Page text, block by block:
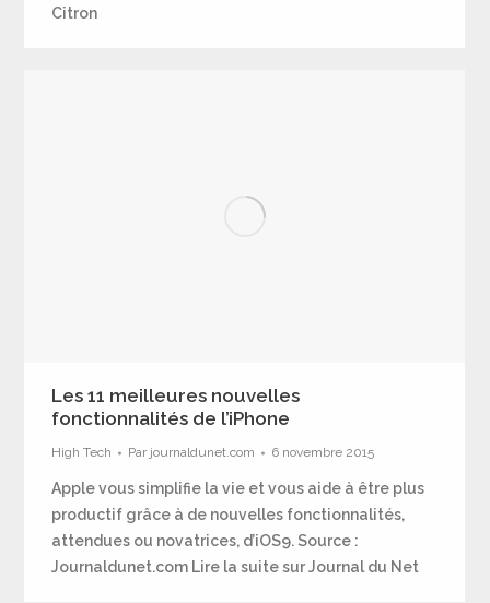
Citron
Les 11 meilleures nouvelles
fonctionnalités de l’iPhone
High Tech Par journaldunet.com 6 novembre 2015
Apple vous simplifie la vie et vous aide à être plus
productif grâce à de nouvelles fonctionnalités,
attendues ou novatrices, d’iOS9. Source :
Journaldunet.com Lire la suite sur Journal du Net